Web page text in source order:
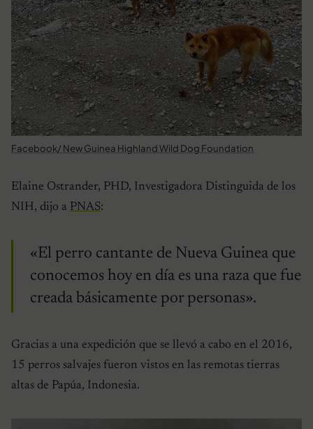
Facebook/ New Guinea Highland Wild Dog Foundation
Elaine Ostrander, PHD, Investigadora Distinguida de los
NIH, dijo a PNAS:
«El perro cantante de Nueva Guinea que
conocemos hoy en día es una raza que fue
creada básicamente por personas».
Gracias a una expedición que se llevó a cabo en el 2016,
15 perros salvajes fueron vistos en las remotas tierras
altas de Papúa, Indonesia.